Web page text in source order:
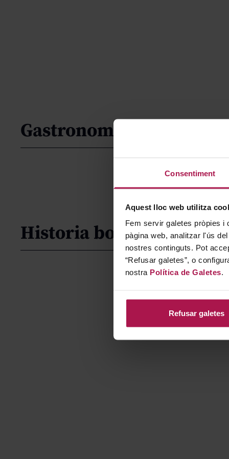
Consentiment
Aquest lloc web utilitza
Fem servir galetes pròpies i
pàgina web, analitzar l'ús
nostres continguts. Pot
“Refusar galetes”, o
nostra Política de Galetes.
Refusar galetes
Gastronomía
Historia bodega